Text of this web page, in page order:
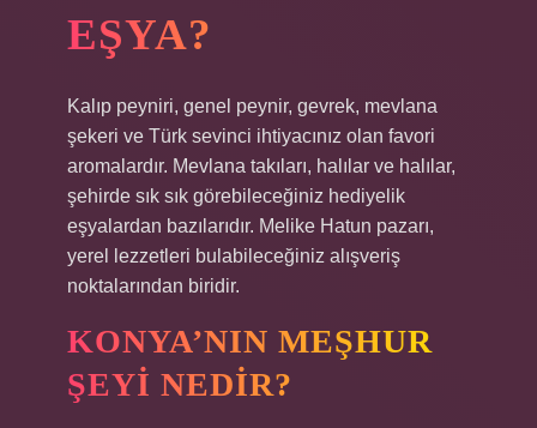
EŞYA?
Kalıp peyniri, genel peynir, gevrek, mevlana
şekeri ve Türk sevinci ihtiyacınız olan favori
aromalardır. Mevlana takıları, halılar ve halılar,
şehirde sık sık görebileceğiniz hediyelik
eşyalardan bazılarıdır. Melike Hatun pazarı,
yerel lezzetleri bulabileceğiniz alışveriş
noktalarından biridir.
KONYA’NIN MEŞHUR
ŞEYI NEDIR?